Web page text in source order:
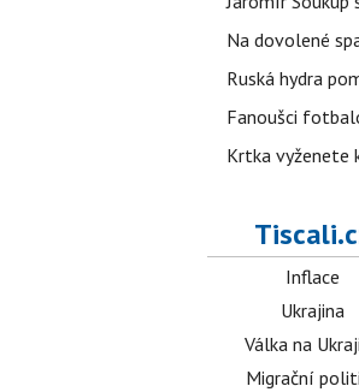
Na dovolené
Ruská hydra
Fanoušci
Krtka vyženete
Inflace
Ukrajina
Válka na
Migrační